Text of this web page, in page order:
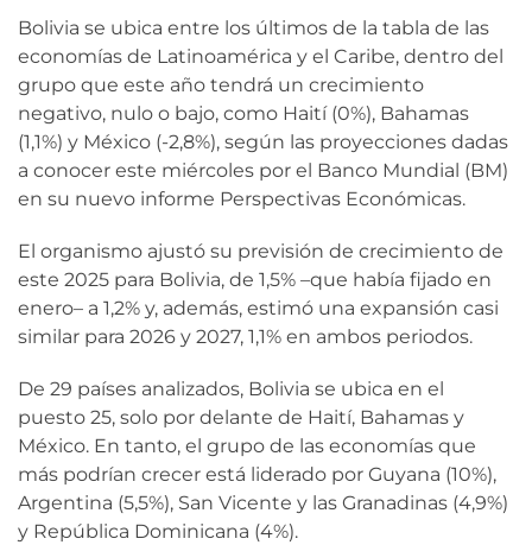
Bolivia se ubica entre los últimos de la tabla de las
economías de Latinoamérica y el Caribe, dentro del
grupo que este año tendrá un crecimiento
negativo, nulo o bajo, como Haití (0%), Bahamas
(1,1%) y México (-2,8%), según las proyecciones dadas
a conocer este miércoles por el Banco Mundial (BM)
en su nuevo informe Perspectivas Económicas.
El organismo ajustó su previsión de crecimiento de
este 2025 para Bolivia, de 1,5% –que había fijado en
enero– a 1,2% y, además, estimó una expansión casi
similar para 2026 y 2027, 1,1% en ambos periodos.
De 29 países analizados, Bolivia se ubica en el
puesto 25, solo por delante de Haití, Bahamas y
México. En tanto, el grupo de las economías que
más podrían crecer está liderado por Guyana (10%),
Argentina (5,5%), San Vicente y las Granadinas (4,9%)
y República Dominicana (4%).